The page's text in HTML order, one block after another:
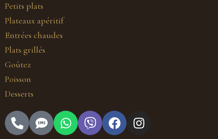
Petits plats
Plateaux apéritif
Entrées chaudes
Plats grillés
Goûtez
Poisson
Desserts